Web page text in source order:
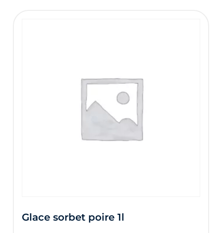
Glace sorbet poire 1l